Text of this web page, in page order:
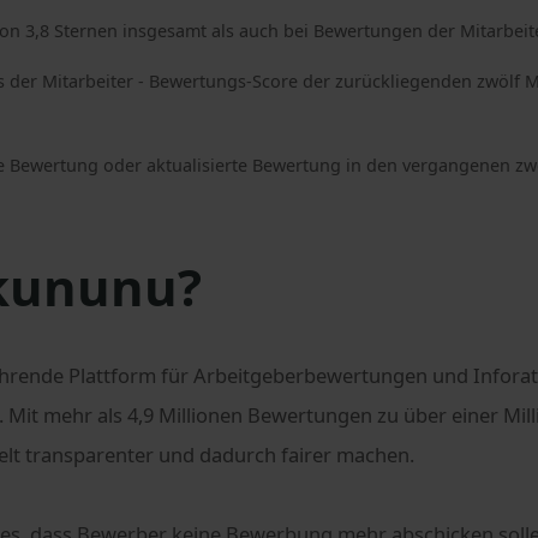
3,8 Sternen insgesamt als auch bei Bewertungen der
der Mitarbeiter - Bewertungs-Score der zurückliegenden zwölf
Bewertung oder aktualisierte Bewertung in den vergangenen
Plattform für Arbeitgeberbewertungen und
. Mit mehr als 4,9 Millionen Bewertungen zu über einer
transparenter und dadurch fairer machen.